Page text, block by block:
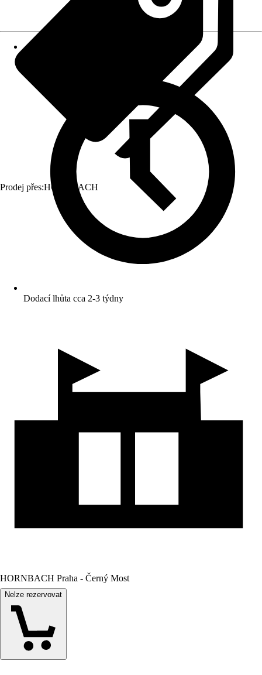
Prodej přes:HORNBACH
Dodací lhůta cca 2-3 týdny
HORNBACH Praha - Černý Most
Nelze rezervovat